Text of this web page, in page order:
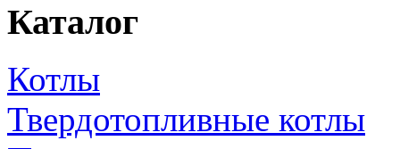
Каталог
Котлы
Твердотопливные котлы